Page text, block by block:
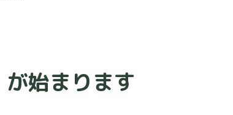
が始まります